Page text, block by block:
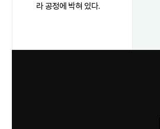
라 공정에 박혀 있다.